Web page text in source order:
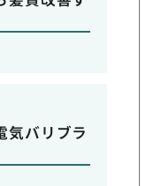
気バリブラ